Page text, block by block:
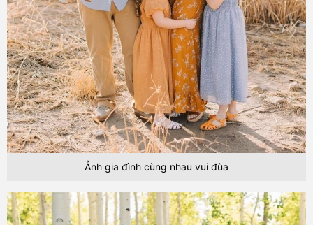
Ảnh gia đình cùng nhau vui đùa